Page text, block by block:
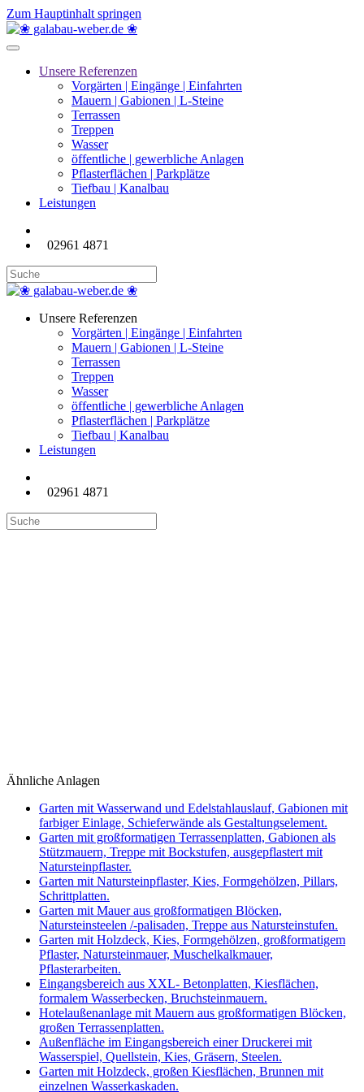
Zum Hauptinhalt springen
Unsere Referenzen
Vorgärten | Eingänge | Einfahrten
Mauern | Gabionen | L-Steine
Terrassen
Treppen
Wasser
öffentliche | gewerbliche Anlagen
Pflasterflächen | Parkplätze
Tiefbau | Kanalbau
Leistungen
02961 4871
Unsere Referenzen
Vorgärten | Eingänge | Einfahrten
Mauern | Gabionen | L-Steine
Terrassen
Treppen
Wasser
öffentliche | gewerbliche Anlagen
Pflasterflächen | Parkplätze
Tiefbau | Kanalbau
Leistungen
02961 4871
Ähnliche Anlagen
Garten mit Wasserwand und Edelstahlauslauf, Gabionen mit
farbiger Einlage, Schieferwände als Gestaltungselement.
Garten mit großformatigen Terrassenplatten, Gabionen als
Stützmauern, Treppe mit Bockstufen, ausgepflastert mit
Natursteinpflaster.
Garten mit Natursteinpflaster, Kies, Formgehölzen, Pillars,
Schrittplatten.
Garten mit Mauer aus großformatigen Blöcken,
Natursteinsteelen /-palisaden, Treppe aus Natursteinstufen.
Garten mit Holzdeck, Kies, Formgehölzen, großformatigem
Pflaster, Natursteinmauer, Muschelkalkmauer,
Pflasterarbeiten.
Eingangsbereich aus XXL- Betonplatten, Kiesflächen,
formalem Wasserbecken, Bruchsteinmauern.
Hotelaußenanlage mit Mauern aus großformatigen Blöcken,
großen Terrassenplatten.
Außenfläche im Eingangsbereich einer Druckerei mit
Wasserspiel, Quellstein, Kies, Gräsern, Steelen.
Garten mit Holzdeck, großen Kiesflächen, Brunnen mit
einzelnen Wasserkaskaden.